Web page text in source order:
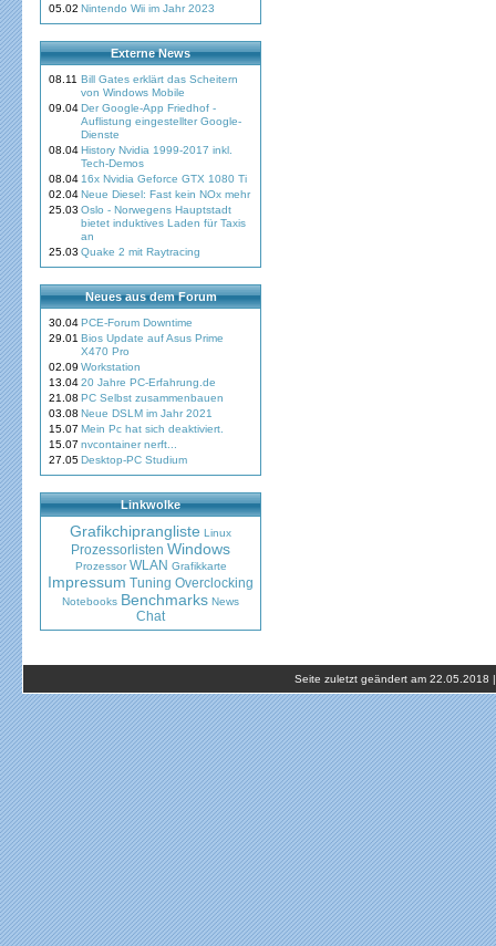
05.02 Nintendo Wii im Jahr 2023
Externe News
08.11 Bill Gates erklärt das Scheitern
von Windows Mobile
09.04Der Google-App Friedhof -
Auflistung eingestellter Google-
Dienste
08.04History Nvidia 1999-2017 inkl.
Tech-Demos
08.04 16x Nvidia Geforce GTX 1080 Ti
02.04Neue Diesel: Fast kein NOx mehr
25.03 Oslo - Norwegens Hauptstadt
bietet induktives Laden für Taxis
an
25.03 Quake 2 mit Raytracing
Neues aus dem Forum
30.04PCE-Forum Downtime
29.01 Bios Update auf Asus Prime
X470 Pro
02.09 Workstation
13.0420 Jahre PC-Erfahrung.de
21.08 PC Selbst zusammenbauen
03.08 Neue DSLM im Jahr 2021
15.07 Mein Pc hat sich deaktiviert.
15.07 nvcontainer nerft...
27.05Desktop-PC Studium
Linkwolke
Grafikchiprangliste Linux
Prozessorlisten Windows
Prozessor WLAN Grafikkarte
Impressum Tuning Overclocking
Notebooks Benchmarks News
Chat
Seite zuletzt geändert am 22.05.2018